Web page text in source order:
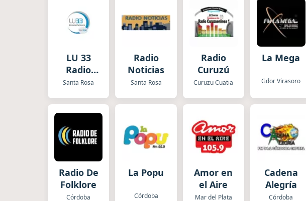
LU 33
Radio
Pampeana
Santa Rosa
Radio
Noticias
Santa Rosa
Radio
Curuzú
Curuzu Cuatia
La Mega
Gdor Virasoro
Radio De
Folklore
Córdoba
La Popu
Córdoba
Amor en
el Aire
Mar del Plata
Cadena
Alegría
Córdoba